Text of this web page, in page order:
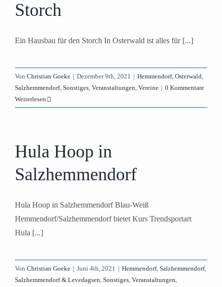
Storch
Ein Hausbau für den Storch In Osterwald ist alles für [...]
Von Christian Goeke | Dezember 9th, 2021 | Hemmendorf, Osterwald,
Salzhemmendorf, Sonstiges, Veranstaltungen, Vereine | 0 Kommentare
Weiterlesen
Hula Hoop in
Salzhemmendorf
Hula Hoop in Salzhemmendorf Blau-Weiß
Hemmendorf/Salzhemmendorf bietet Kurs Trendsportart
Hula [...]
Von Christian Goeke | Juni 4th, 2021 | Hemmendorf, Salzhemmendorf,
Salzhemmendorf & Levedagsen, Sonstiges, Veranstaltungen,